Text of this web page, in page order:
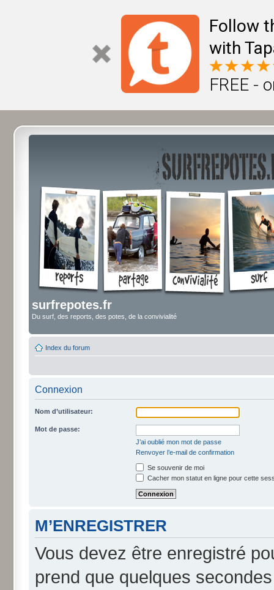
Follow
with
FREE -
surfrepotes.fr
Du surf, des reports, des potes, de la convivialité
Index du forum
Connexion
Nom d’utilisateur:
Mot de passe:
J’ai oublié mon mot de passe
Renvoyer l’e-mail de confirmation
Se souvenir de moi
Cacher mon statut en ligne pour cette
M’ENREGISTRER
Vous devez être enregistré
prend que quelques